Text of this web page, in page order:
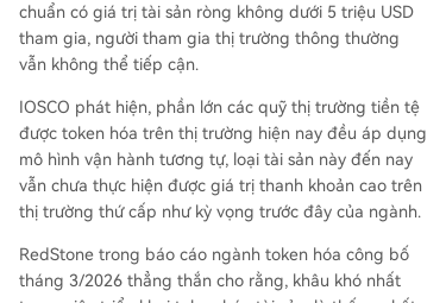
chuẩn có giá trị tài sản ròng không dưới 5 triệu USD
tham gia, người tham gia thị trường thông thường
vẫn không thể tiếp cận.
IOSCO phát hiện, phần lớn các quỹ thị trường tiền tệ
được token hóa trên thị trường hiện nay đều áp dụng
mô hình vận hành tương tự, loại tài sản này đến nay
vẫn chưa thực hiện được giá trị thanh khoản cao trên
thị trường thứ cấp như kỳ vọng trước đây của ngành.
RedStone trong báo cáo ngành token hóa công bố
tháng 3/2026 thẳng thắn cho rằng, khâu khó nhất